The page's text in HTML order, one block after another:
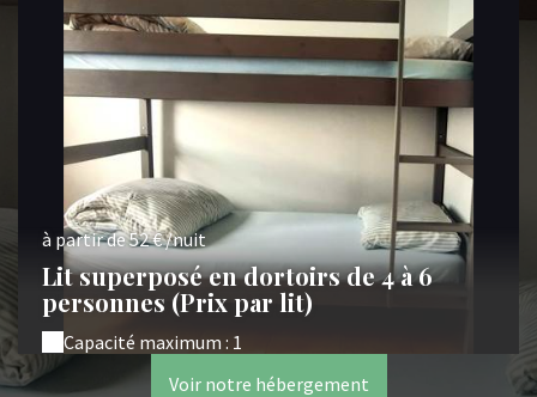
à partir de 52 € /nuit
Lit superposé en dortoirs de 4 à 6
personnes (Prix par lit)
Capacité maximum : 1
Voir notre hébergement